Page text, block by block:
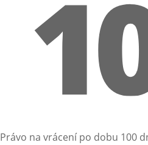
Právo na vrácení po dobu 100